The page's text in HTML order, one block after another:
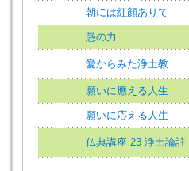
朝には紅顔ありて
愚の力
愛からみた浄土教
願いに應える人生
願いに応える人生
仏典講座 23 浄土論註